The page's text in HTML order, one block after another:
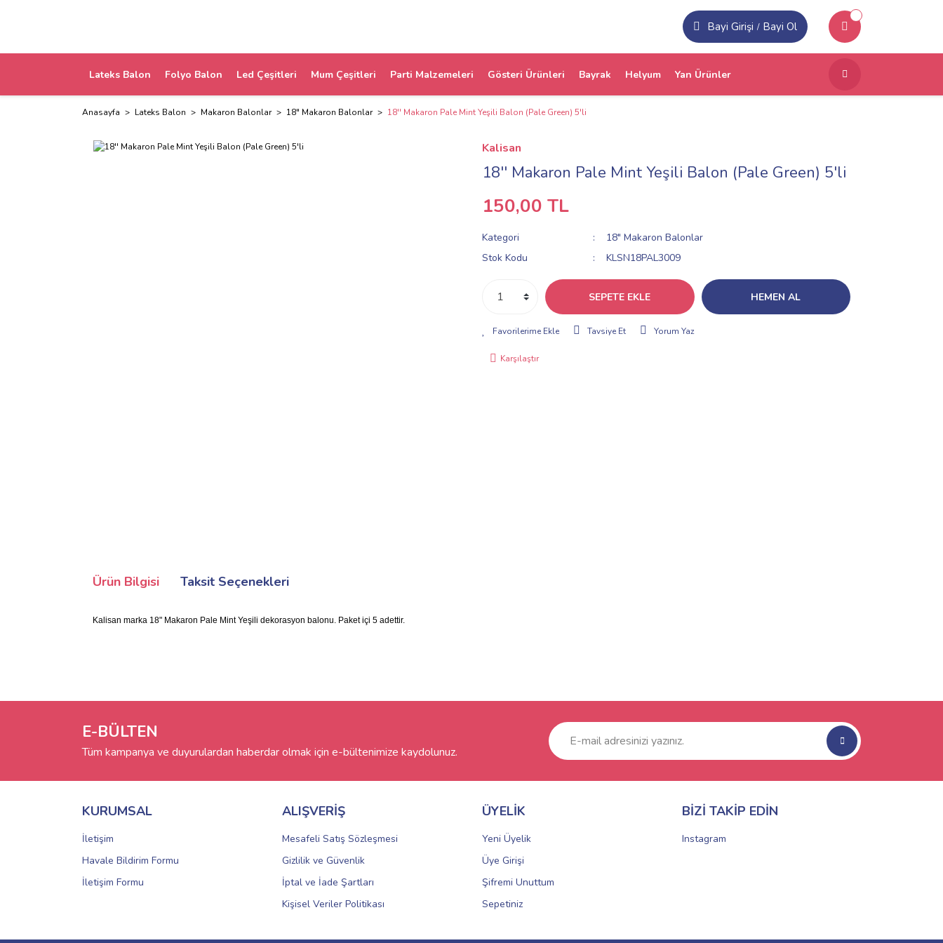
Bayi Girişi / Bayi Ol
Lateks Balon Folyo Balon Led Çeşitleri Mum Çeşitleri Parti Malzemeleri Gösteri Ürünleri Bayrak Helyum Yan Ürünler
Anasayfa Lateks Balon Makaron Balonlar 18" Makaron Balonlar 18'' Makaron Pale Mint Yeşili Balon (Pale Green) 5'li
Kalisan
18'' Makaron Pale Mint Yeşili Balon (Pale Green) 5'li
150,00 TL
Kategori
18" Makaron Balonlar
Stok Kodu
KLSN18PAL3009
SEPETE EKLE HEMEN AL
Tavsiye Et Yorum Yaz
Karşılaştır
Ürün Bilgisi Taksit Seçenekleri
Kalisan marka 18" Makaron Pale Mint Yeşili dekorasyon balonu. Paket içi 5 adettir.
E-BÜLTEN
Tüm kampanya ve duyurulardan haberdar olmak için e-bültenimize kaydolunuz.
KURUMSAL
İletişim
Havale Bildirim Formu
İletişim Formu
ALIŞVERİŞ
Mesafeli Satış Sözleşmesi
Gizlilik ve Güvenlik
İptal ve İade Şartları
Kişisel Veriler Politikası
ÜYELİK
Yeni Üyelik
Üye Girişi
Şifremi Unuttum
Sepetiniz
BİZİ TAKİP EDİN
Instagram